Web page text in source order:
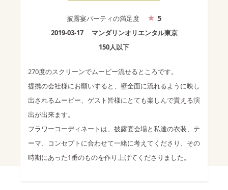
披露宴パーティの満足度 5
2019-03-17
マンダリンオリエンタル東京
150人以下
270度のスクリーンでムービー流せるところです。
提携の会社様にお願いすると、壁全面に流れるように映し
出されるムービー、ゲスト皆様にとても楽しんで貰える演
出が出来ます。
フラワーコーディネートは、披露宴会場と私達の衣装、テ
ーマ、コンセプトに合わせて一緒に考えてくださり、その
時期にあった1番のものを作り上げてくださりました。